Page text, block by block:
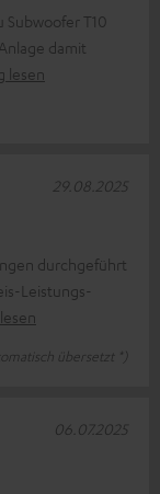
Subwoofer T10
damit
lesen
durchgeführt
Leistungs-
übersetzt *)
29.08.2025
06.07.2025